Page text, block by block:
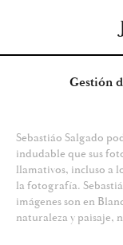
Gestión
Sebastiáo Salgado
indudable que sus
llamativos, incluso a
la fotografía.
imágenes son en
naturaleza y paisaje,